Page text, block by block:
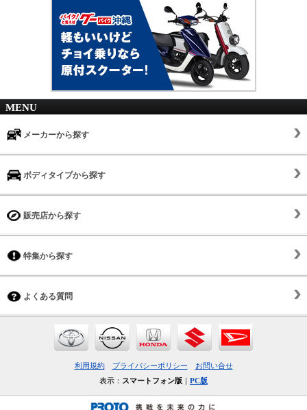
MENU
メーカーから探す
ボディタイプから探す
販売店から探す
特集から探す
よくある質問
利用規約 プライバシーポリシー
お問い合せ
表示： スマートフォン版 ｜ PC版